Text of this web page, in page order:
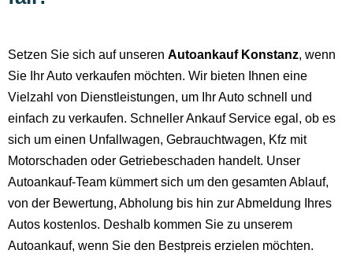
Setzen Sie sich auf unseren Autoankauf Konstanz, wenn
Sie Ihr Auto verkaufen möchten. Wir bieten Ihnen eine
Vielzahl von Dienstleistungen, um Ihr Auto schnell und
einfach zu verkaufen. Schneller Ankauf Service egal, ob es
sich um einen Unfallwagen, Gebrauchtwagen, Kfz mit
Motorschaden oder Getriebeschaden handelt. Unser
Autoankauf-Team kümmert sich um den gesamten Ablauf,
von der Bewertung, Abholung bis hin zur Abmeldung Ihres
Autos kostenlos. Deshalb kommen Sie zu unserem
Autoankauf, wenn Sie den Bestpreis erzielen möchten.